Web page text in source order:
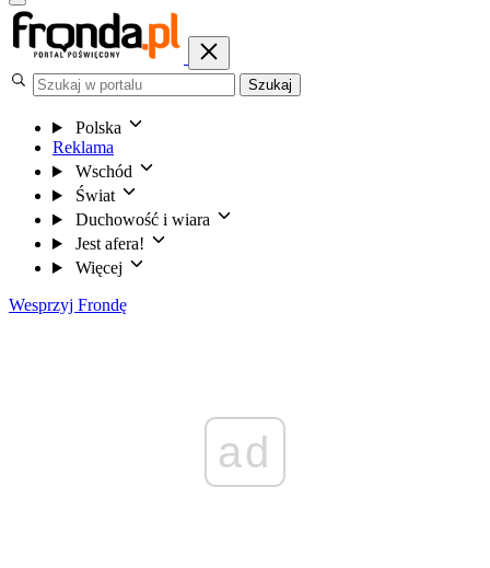
Szukaj
Polska
Reklama
Wschód
Świat
Duchowość i wiara
Jest afera!
Więcej
Wesprzyj Frondę
ad